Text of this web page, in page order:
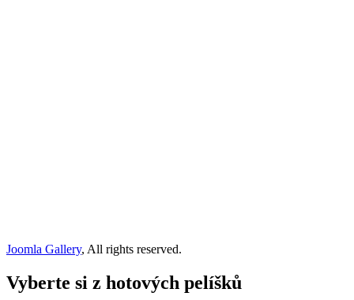
Joomla Gallery, All rights reserved.
Vyberte si z hotových pelíšků